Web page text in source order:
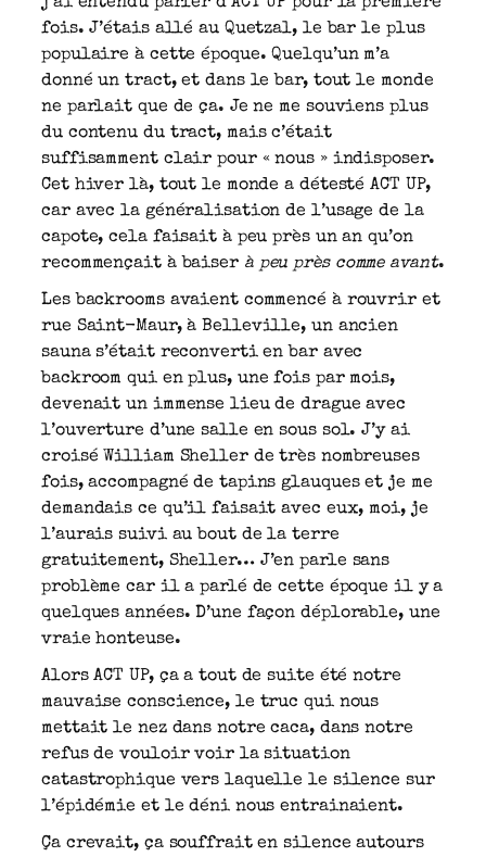
fois. J’étais allé au Quetzal, le bar le plus
populaire à cette époque. Quelqu’un m’a
donné un tract, et dans le bar, tout le monde
ne parlait que de ça. Je ne me souviens plus
du contenu du tract, mais c’était
suffisamment clair pour « nous » indisposer.
Cet hiver là, tout le monde a détesté ACT UP,
car avec la généralisation de l’usage de la
capote, cela faisait à peu près un an qu’on
recommençait à baiser à peu près comme avant.
Les backrooms avaient commencé à rouvrir et
rue Saint-Maur, à Belleville, un ancien
sauna s’était reconverti en bar avec
backroom qui en plus, une fois par mois,
devenait un immense lieu de drague avec
l’ouverture d’une salle en sous sol. J’y ai
croisé William Sheller de très nombreuses
fois, accompagné de tapins glauques et je me
demandais ce qu’il faisait avec eux, moi, je
l’aurais suivi au bout de la terre
gratuitement, Sheller… J’en parle sans
problème car il a parlé de cette époque il y a
quelques années. D’une façon déplorable, une
vraie honteuse.
Alors ACT UP, ça a tout de suite été notre
mauvaise conscience, le truc qui nous
mettait le nez dans notre caca, dans notre
refus de vouloir voir la situation
catastrophique vers laquelle le silence sur
l’épidémie et le déni nous entrainaient.
Ça crevait, ça souffrait en silence autours